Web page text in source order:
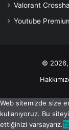
Valorant
Youtube
© 2026,
Web sitemizde size
kullanıyoruz. Bu
ettiğinizi varsayarız.